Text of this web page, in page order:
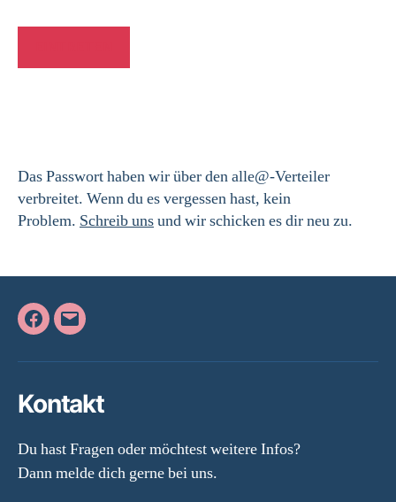
Das Passwort haben wir über den alle@-Verteiler
verbreitet. Wenn du es vergessen hast, kein
Problem. Schreib unsund wir schicken es dir neu zu.
Facebook
E-
Kontakt
Du hast Fragen oder möchtest weitere Infos?
Dann melde dich gerne bei uns.